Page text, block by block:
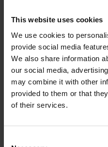
This website uses cookies
We use cookies to
provide social media
We also share information
our social media,
may combine it with other
provided to them or that
of their services.
alle vijf sessies
gebruiken om
uit de
ervoor kiezen om
verdelen over
te gebruiken op
behoeften en
Na het voltooien
de cliënt ervoor